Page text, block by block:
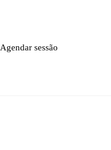
Agendar sessão